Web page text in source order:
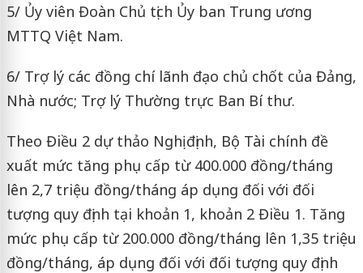
5/ Ủy viên Đoàn Chủ tịch Ủy ban Trung ương
MTTQ Việt Nam.
6/ Trợ lý các đồng chí lãnh đạo chủ chốt của Đảng,
Nhà nước; Trợ lý Thường trực Ban Bí thư.
Theo Điều 2 dự thảo Nghị định, Bộ Tài chính đề
xuất mức tăng phụ cấp từ 400.000 đồng/tháng
lên 2,7 triệu đồng/tháng áp dụng đối với đối
tượng quy định tại khoản 1, khoản 2 Điều 1. Tăng
mức phụ cấp từ 200.000 đồng/tháng lên 1,35 triệu
đồng/tháng, áp dụng đối với đối tượng quy định